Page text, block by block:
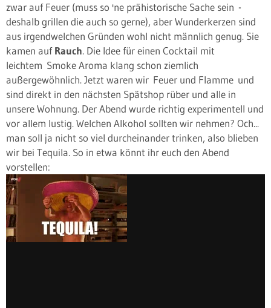
zwar auf Feuer (muss so 'ne prähistorische Sache sein -
deshalb grillen die auch so gerne), aber Wunderkerzen sind
aus irgendwelchen Gründen wohl nicht männlich genug. Sie
kamen aufRauch. Die Idee für einen Cocktail mit
leichtem Smoke Aroma klang schon ziemlich
außergewöhnlich. Jetzt waren wir Feuer und Flamme und
sind direkt in den nächsten Spätshop rüber und alle in
unsere Wohnung. Der Abend wurde richtig experimentell und
vor allem lustig. Welchen Alkohol sollten wir nehmen? Och...
man soll ja nicht so viel durcheinander trinken, also blieben
wir bei Tequila. So in etwa könnt ihr euch den Abend
vorstellen: